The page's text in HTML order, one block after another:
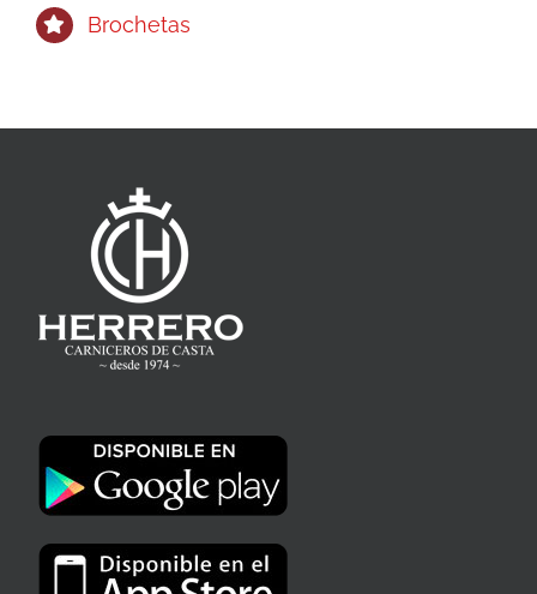
Brochetas